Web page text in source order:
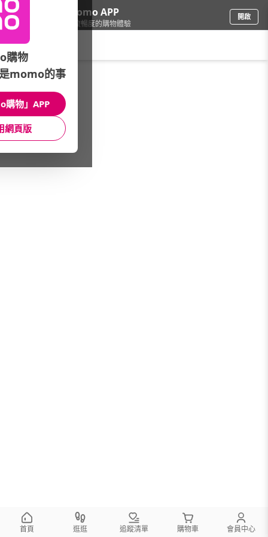
下載momo APP
給你3倍流暢度的購物體驗
開啟
鞋包箱/專櫃鞋/女靴類
館長推薦 月銷量
首頁 逛逛 追蹤清單 購物車 會員中心
購物
momo的事
購物」APP
網頁版